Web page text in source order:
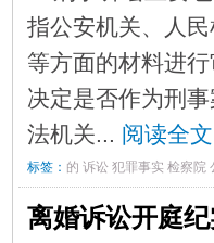
指公安机关、人
等方面的材料进
决定是否作为刑
法机关... 阅读全
标签： 的 诉讼 犯罪事实 检察院
离婚诉讼开庭